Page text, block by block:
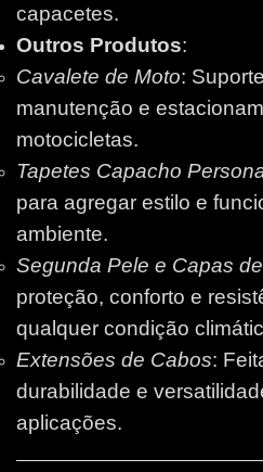
capacetes.
Outros Produtos:
Cavalete de Moto:
manutenção e
motocicletas.
Tapetes Capacho
para agregar estilo e
ambiente.
Segunda Pele e Capas
proteção, conforto e
qualquer condição
Extensões de Cabos:
durabilidade e
aplicações.